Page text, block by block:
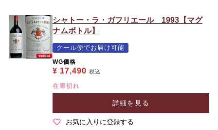
シャトー・ラ・ガフリエール 1993【マグ
ナムボトル】
クール便でお届け可能
WG価格
¥ 17,490 税込
在庫切れ
詳細を見る
お気に入りに登録する